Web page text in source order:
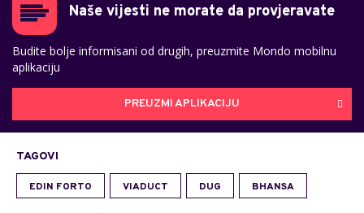
Naše vijesti ne morate da provjeravate
Budite bolje informisani od drugih, preuzmite Mondo mobilnu
aplikaciju
PREUZMI APLIKACIJU
TAGOVI
EDIN FORTO VIADUCT DUG BHANSA